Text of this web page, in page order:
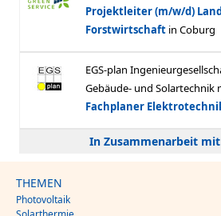
In Zusammenarbeit mit
THEMEN
Photovoltaik